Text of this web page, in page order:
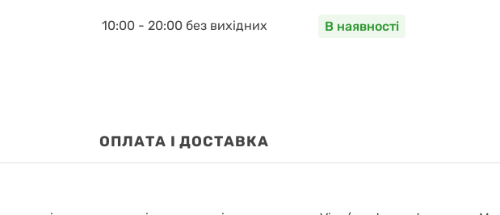
10:00 - 20:00 без вихідних В наявності
OПЛАТА І ДОСТАВКА